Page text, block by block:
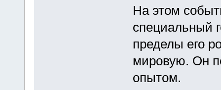
На этом
специальный
пределы его
мировую. Он
опытом.